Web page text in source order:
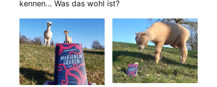
kennen… Was das wohl ist?